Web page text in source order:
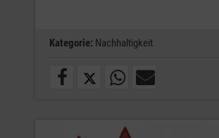
Kategorie: Nachhaltigkeit